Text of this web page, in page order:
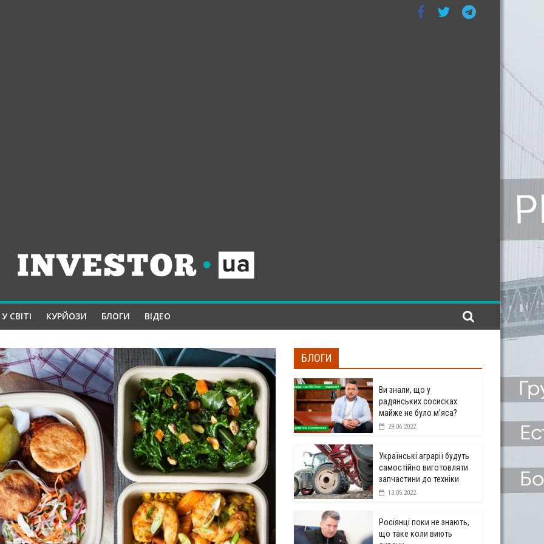
У СВІТІ КУРЙОЗИ БЛОГИ ВІДЕО
БЛОГИ
Ви знали, що у
радянських сосисках
майже не було м’яса?
29.06.2022
Українські аграрії будуть
самостійно виготовляти
запчастини до техніки
13.05.2022
Росіянці поки не знають,
що таке коли виють